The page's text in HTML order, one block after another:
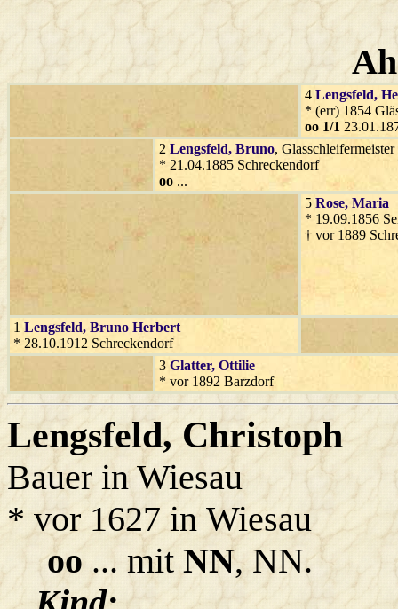
4 Lengsfeld,
* (err) 1854
oo 1/1
2 Lengsfeld, Bruno, Glasschleifermeister
* 21.04.1885 Schreckendorf
oo ...
5 Rose, Maria
* 19.09.1856
† vor 1889
1 Lengsfeld, Bruno Herbert
* 28.10.1912 Schreckendorf
3 Glatter, Ottilie
* vor 1892 Barzdorf
Lengsfeld, Christoph
Bauer in Wiesau
* vor 1627 in Wiesau
oo ... mitNN, NN.